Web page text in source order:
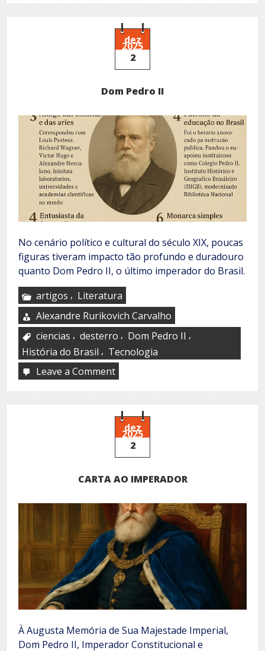
à
Câmara
Municipal
Niterói
dez
2025
2
Dom Pedro II
No cenário político e cultural do século XIX, poucas
figuras tiveram impacto tão profundo e duradouro
quanto Dom Pedro II, o último imperador do Brasil.
artigos , Literatura
Alexandre Rurikovich Carvalho
ciencias , desterro , Dom Pedro II ,
História do Brasil , Tecnologia
Leave a Commenton
Pedro
II
dez
2025
2
CARTA AO IMPERADOR
À Augusta Memória de Sua Majestade Imperial,
Dom Pedro II, Imperador Constitucional e